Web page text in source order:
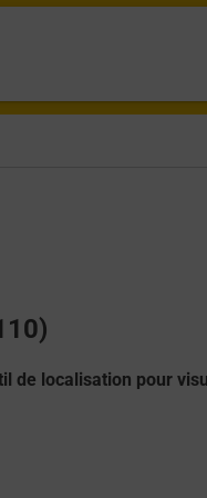
de localisation pour